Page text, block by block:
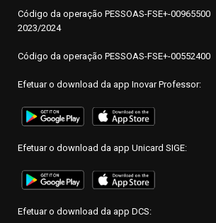
Código da operação PESSOAS-FSE+-00965500
2023/2024
Código da operação PESSOAS-FSE+-00552400
Efetuar o download da app Inovar Professor:
Efetuar o download da app Unicard SIGE:
Efetuar o download da app DCS: